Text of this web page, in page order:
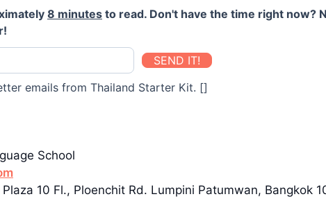
8 minutes to read. Don't have the time right now?
SEND IT!
emails from Thailand Starter Kit. []
School
10 Fl., Ploenchit Rd. Lumpini Patumwan, Bangkok